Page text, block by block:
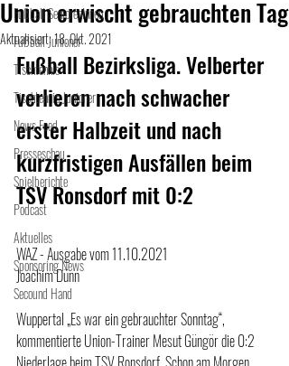
Fußball SeniorenInnen
Fußball Junioner
Tischtennis
Tischtennis Junioner
News Feed
Presseschau
Spielberichte
Podcast
Aktuelles
Sponsoring News
Secound Hand
Union erwischt gebrauchten Tag
Aktualisiert:18. Okt. 2021
Fußball Bezirksliga. Velberter
verlieren nach schwacher
erster Halbzeit und nach
kurzfristigen Ausfällen beim
TSV Ronsdorf mit 0:2
WAZ - Ausgabe vom 11.10.2021
Joachim Dünn
Wuppertal „Es war ein gebrauchter Sonntag“,
kommentierte Union-Trainer Mesut Güngör die 0:2